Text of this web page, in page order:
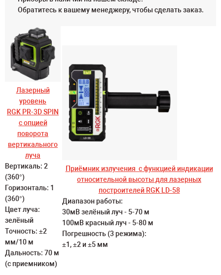
Обратитесь к вашему менеджеру, чтобы сделать заказ.
Лазерный
уровень
RGK PR-3D SPIN
с опцией
поворота
вертикального
луча
Вертикаль: 2
(360°)
Горизонталь: 1
(360°)
Цвет луча:
зелёный
Точность: ±2
мм/10 м
Дальность: 70 м
(с приемником)
Приёмник излучения с функцией индикации
относительной высоты для лазерных
построителей RGK LD-58
Диапазон работы:
30мВ зелёный луч - 5-70 м
100мВ красный луч - 5-80 м
Погрешность (3 режима):
±1, ±2 и ±5 мм